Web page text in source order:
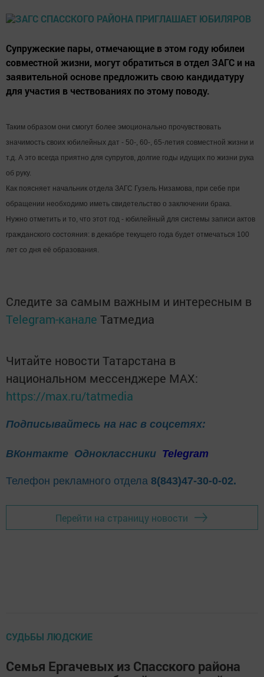
Супружеские пары, отмечающие в этом году юбилеи
совместной жизни, могут обратиться в отдел ЗАГС и на
заявительной основе предложить свою кандидатуру
для участия в чествованиях по этому поводу.
Таким образом они смогут более эмоционально прочувствовать
значимость своих юбилейных дат - 50-, 60-, 65-летия совместной жизни и
т.д. А это всегда приятно для супругов, долгие годы идущих по жизни рука
об руку.
Как поясняет начальник отдела ЗАГС Гузель Низамова, при себе при
обращении необходимо иметь свидетельство о заключении брака.
Нужно отметить и то, что этот год - юбилейный для системы записи актов
гражданского состояния: в декабре текущего года будет отмечаться 100
лет со дня её образования.
Следите за самым важным и интересным в
Telegram-канале Татмедиа
Читайте новости Татарстана в
национальном мессенджере MАХ:
https://max.ru/tatmedia
Подписывайтесь на нас в соцсетях:
ВКонтакте Одноклассники Telegram
Телефон рекламного отдела 8(843)47-30-0-02.
Перейти на страницу новости
СУДЬБЫ ЛЮДСКИЕ
Семья Ергачевых из Спасского района